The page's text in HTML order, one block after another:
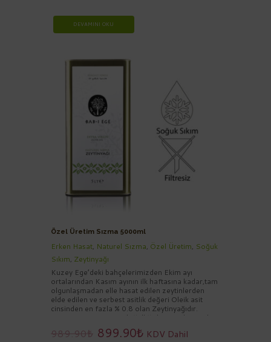
DEVAMINI OKU
Özel Üretim Sızma 5000ml
Erken Hasat, Naturel Sızma, Özel Üretim, Soğuk
Sıkım, Zeytinyağı
Kuzey Ege’deki bahçelerimizden Ekim ayı
ortalarından Kasım ayının ilk haftasına kadar,tam
olgunlaşmadan elle hasat edilen zeytinlerden
elde edilen ve serbest asitlik değeri Oleik asit
cinsinden en fazla % 0.8 olan Zeytinyağıdır.
Nefaseti, aroması ve doğallığı ile sofralarınızda
salata dahil olmak üzere tüm yemeklerinizde
kullanılabilir. 5 Litre teneke ambalajda
989.90₺ 899.90₺ KDV Dahil